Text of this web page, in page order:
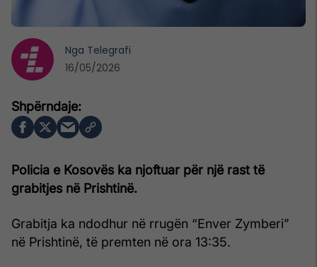
Policia e Kosovës ka njoftuar për një rast të
grabitjes në Prishtinë.
Grabitja ka ndodhur në rrugën “Enver Zymberi”
në Prishtinë, të premten në ora 13:35.
Nga Telegrafi
16/05/2026